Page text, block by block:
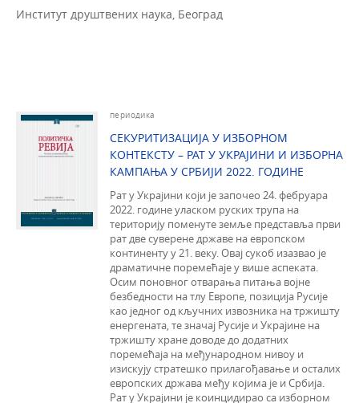
Институт друштвених наука, Београд
периодика
СЕКУРИТИЗАЦИЈА У ИЗБОРНОМ
КОНТЕКСТУ – РАТ У УКРАЈИНИ И ИЗБОРНА
КАМПАЊА У СРБИЈИ 2022. ГОДИНЕ
Рат у Украјини који је започео 24. фебруара
2022. године уласком руских трупа на
територију поменуте земље представља први
рат две суверене државе на европском
континенту у 21. веку. Овај сукоб изазвао је
драматичне поремећаје у више аспеката.
Осим поновног отварања питања војне
безбедности на тлу Европе, позиција Русије
као једног од кључних извозника на тржишту
енергената, те значај Русије и Украјине на
тржишту хране доводе до додатних
поремећаја на међународном нивоу и
изискују стратешко прилагођавање и осталих
европских држава међу којима је и Србија.
Рат у Украјини је коинцидирао са изборном